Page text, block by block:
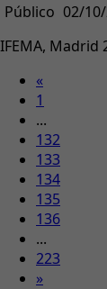
Público 02/
IFEMA, Madrid
«
1
...
132
133
134
135
136
...
223
»